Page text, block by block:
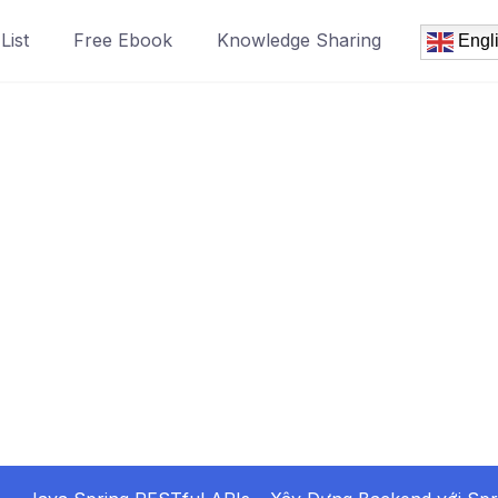
Free Ebook Knowledge Sharing